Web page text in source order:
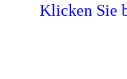
Klicken Sie